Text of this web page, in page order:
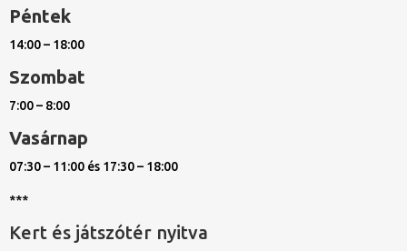
Péntek
14:00 – 18:00
Szombat
7:00 – 8:00
Vasárnap
07:30 – 11:00 és 17:30 – 18:00
***
Kert és játszótér nyitva